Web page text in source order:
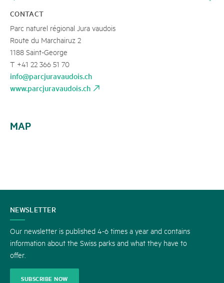
CONTACT
Parc naturel régional Jura vaudois
Route du Marchairuz 2
1188 Saint-George
T +41 22 366 51 70
info@parcjuravaudois.ch
www.parcjuravaudois.ch
MAP
CONTACT
US
NEWSLETTER
Our newsletter is published 4-6 times a year and contains
information about the Swiss parks and what they have to
offer.
SUBSCRIBE NOW